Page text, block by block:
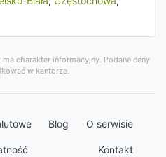
charakter informacyjny. Podane ceny
w kantorze.
Blog O serwisie
Kontakt